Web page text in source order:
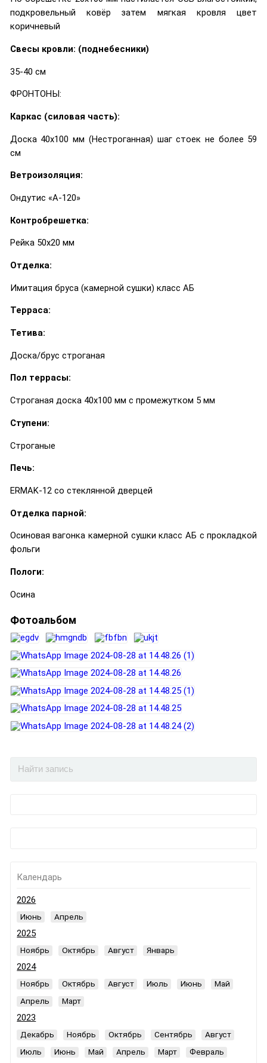
подкровельный ковёр затем мягкая кровля цвет
коричневый
Свесы кровли: (поднебесники)
35-40 см
ФРОНТОНЫ:
Каркас (силовая часть):
Доска 40х100 мм (Нестроганная) шаг стоек не более 59
см
Ветроизоляция:
Ондутис «А-120»
Контробрешетка:
Рейка 50х20 мм
Отделка:
Имитация бруса (камерной сушки) класс АБ
Терраса:
Тетива:
Доска/брус строганая
Пол террасы:
Строганая доска 40х100 мм с промежутком 5 мм
Ступени:
Строганые
Печь:
ERMAK-12 со стеклянной дверцей
Отделка парной:
Осиновая вагонка камерной сушки класс АБ с прокладкой
фольги
Пологи:
Осина
Фотоальбом
Календарь
2026
Июнь Апрель
2025
Ноябрь Октябрь Август Январь
2024
Ноябрь Октябрь Август Июль Июнь
Май
Апрель
Март
2023
Декабрь Ноябрь Октябрь Сентябрь
Август
Июль
Июнь Май Апрель Март
Февраль